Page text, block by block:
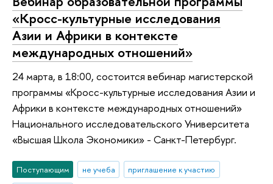
«Кросс-культурные исследования
Азии и Африки в контексте
международных отношений»
24 марта, в 18:00, состоится вебинар магистерской
программы «Кросс-культурные исследования Азии и
Африки в контексте международных отношений»
Национального исследовательского Университета
«Высшая Школа Экономики» - Санкт-Петербург.
Поступающим не учеба
приглашение к участию